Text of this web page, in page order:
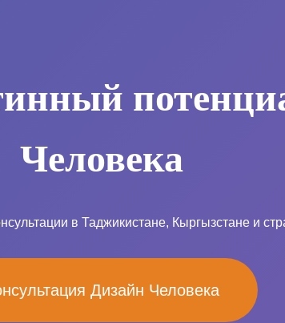
Человека
в Таджикистане, Кыргызстане и
Дизайн Человека